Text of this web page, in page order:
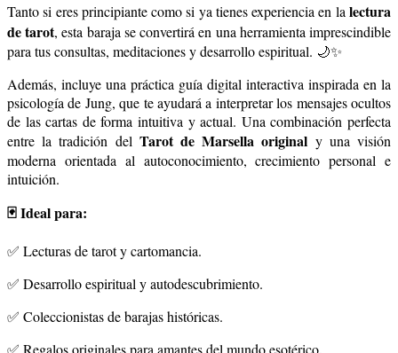
Tanto si eres principiante como si ya tienes experiencia en lalectura
de tarot, esta baraja se convertirá en una herramienta imprescindible
para tus consultas, meditaciones y desarrollo espiritual. 🌙✨
Además, incluye una práctica guía digital interactiva inspirada en la
psicología de Jung, que te ayudará a interpretar los mensajes ocultos
de las cartas de forma intuitiva y actual. Una combinación perfecta
entre la tradición del Tarot de Marsella original y una visión
moderna orientada al autoconocimiento, crecimiento personal e
intuición.
🃏 Ideal para:
✅ Lecturas de tarot y cartomancia.
✅ Desarrollo espiritual y autodescubrimiento.
✅ Coleccionistas de barajas históricas.
✅ Regalos originales para amantes del mundo esotérico.